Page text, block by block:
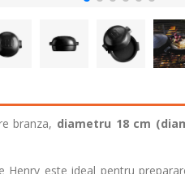
branza, diametru 18 cm
Henry este ideal pentru